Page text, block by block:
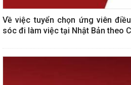
Về việc tuyển chọn ứng viên
sóc đi làm việc tại Nhật Bản theo